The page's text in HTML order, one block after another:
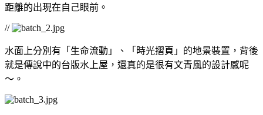
距離的出現在自己眼前。
//
水面上分別有「生命流動」、「時光摺頁」的地景裝置，背後
就是傳說中的台版水上屋，還真的是很有文青風的設計感呢
～。